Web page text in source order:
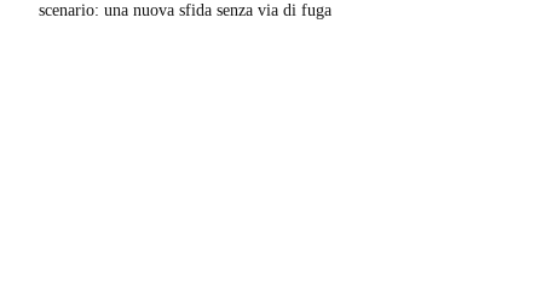
scenario: una nuova sfida senza via di fuga